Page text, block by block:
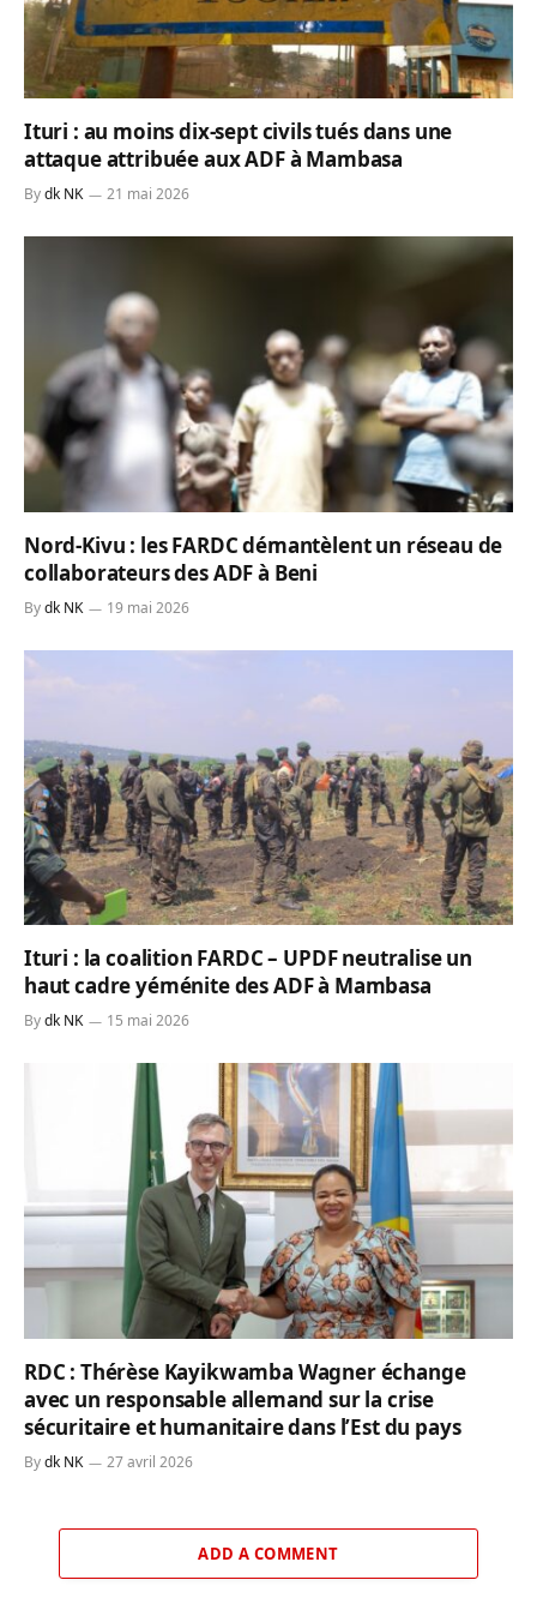
Ituri : au moins dix-sept civils tués dans une
attaque attribuée aux ADF à Mambasa
Bydk NK 21 mai 2026
Nord-Kivu : les FARDC démantèlent un réseau de
collaborateurs des ADF à Beni
Bydk NK 19 mai 2026
Ituri : la coalition FARDC – UPDF neutralise un
haut cadre yéménite des ADF à Mambasa
Bydk NK 15 mai 2026
RDC : Thérèse Kayikwamba Wagner échange
avec un responsable allemand sur la crise
sécuritaire et humanitaire dans l’Est du pays
Bydk NK 27 avril 2026
ADD A COMMENT